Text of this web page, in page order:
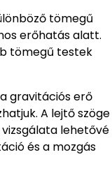
tömegű
erőhatás alatt.
tömegű testek
gravitációs erő
A lejtő szöge
lehetővé
és a mozgás